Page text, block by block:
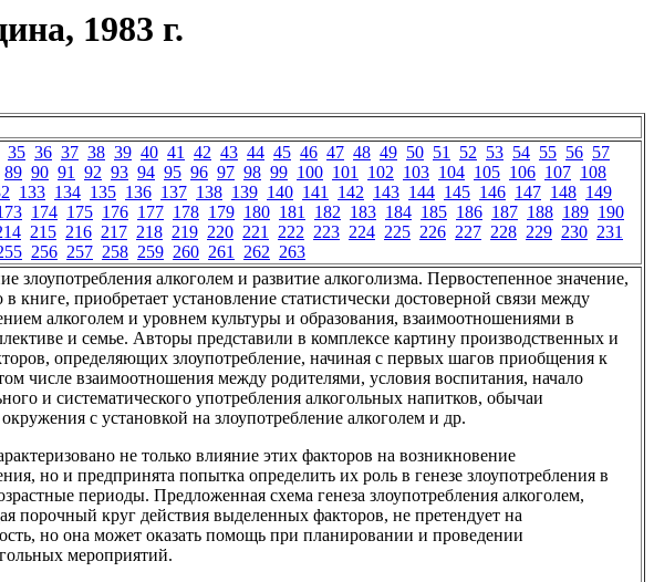
1983 г.
35 36 37 38 39 40 41 42 43 44 45 46 47 48 49 50 51 52 53 54 55 56 57
89 90 91 92 93 94 95 96 97 98 99 100 101 102 103 104 105 106 107 108
133 134 135 136 137 138 139 140 141 142 143 144 145 146 147 148 149
174 175 176 177 178 179 180 181 182 183 184 185 186 187 188 189 190
215 216 217 218 219 220 221 222 223 224 225 226 227 228 229 230 231
256 257 258 259 260 261 262 263
злоупотребления алкоголем и развитие алкоголизма. Первостепенное значение,
в книге, приобретает установление статистически достоверной связи между
алкоголем и уровнем культуры и образования, взаимоотношениями в
и семье. Авторы представили в комплексе картину производственных и
определяющих злоупотребление, начиная с первых шагов приобщения к
числе взаимоотношения между родителями, условия воспитания, начало
и систематического употребления алкогольных напитков, обычаи
с установкой на злоупотребление алкоголем и др.
не только влияние этих факторов на возникновение
но и предпринята попытка определить их роль в генезе злоупотребления в
периоды. Предложенная схема генеза злоупотребления алкоголем,
порочный круг действия выделенных факторов, не претендует на
но она может оказать помощь при планировании и проведении
мероприятий.